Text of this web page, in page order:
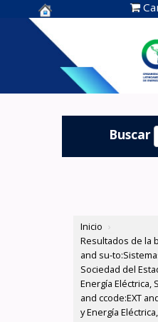
Centro de
Documentación
OLADE -
Buscar
Inicio ›
Resultados de la
and su-
Sociedad del
Energía Eléctrica,
and ccode:EXT
y Energía